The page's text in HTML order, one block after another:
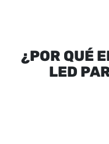
¿POR QUÉ
LED